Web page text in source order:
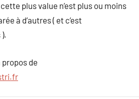
plus value n’est plus ou moins
à d’autres ( et c’est
de